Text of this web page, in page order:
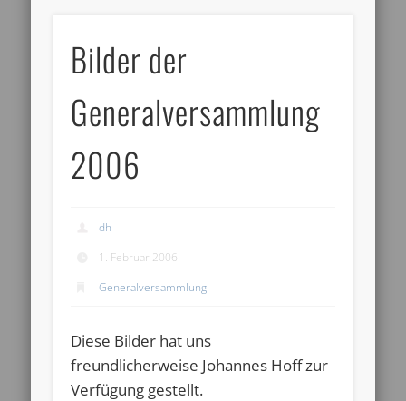
Bilder der
Generalversammlung
2006
dh
1. Februar 2006
Generalversammlung
Diese Bilder hat uns
freundlicherweise Johannes Hoff zur
Verfügung gestellt.